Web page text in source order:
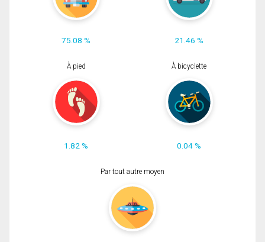
75.08 % 21.46 %
À pied
1.82 %
À bicyclette
0.04 %
Par tout autre moyen